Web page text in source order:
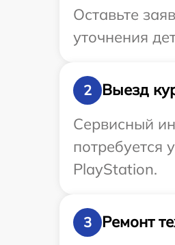
Оставьте
уточнения
2
Выезд
Сервисный
потребуется
PlayStation.
3
Ремонт